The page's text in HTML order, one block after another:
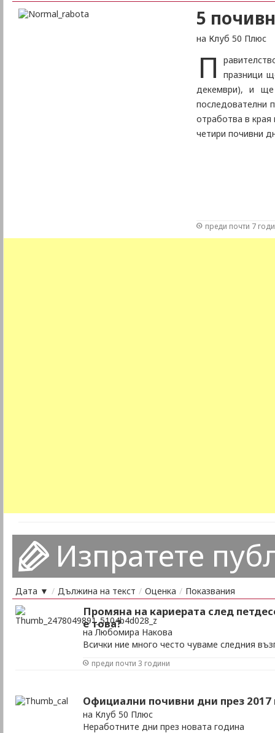
5
на Клуб 50 Плюс
П
празници
декември), и
последователни
отработва в
четири почивни
преди почти 7
Изпратете
Дата ▼ / Дължина на текст / Оценка / Показвания
Промяна на кариерата след
е това?
на Любомира Накова
Всички ние много често чуваме следния
на тази възраст – невъзможно!“. Нещо
около нас, на които това се случвало.
преди почти 3 години
Официални почивни дни през 2017
на Клуб 50 Плюс
Неработните дни през новата година